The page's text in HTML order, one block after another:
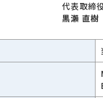
代表取締
黒瀨 直樹